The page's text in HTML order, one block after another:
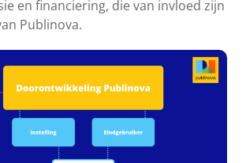
en financiering, die van invloed zijn
Publinova.